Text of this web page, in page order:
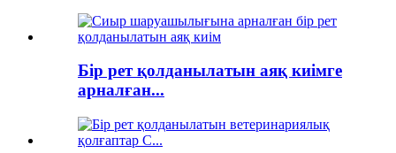
Бір рет қолданылатын аяқ киімге
арналған...